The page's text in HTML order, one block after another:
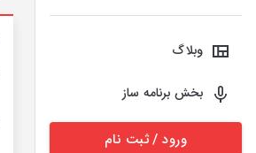
وبلاگ
بخش برنامه ساز
ورود / ثبت نام